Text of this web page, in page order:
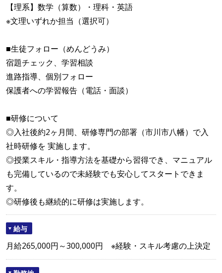
【理系】数学（算数）・理科・英語
※文理いずれか担当（選択可）
■生徒フォロー（めんどうみ）
宿題チェック、学習相談
進路指導、個別フォロー
保護者への学習報告（電話・面談）
■研修について
◎入社後約2ヶ月間、研修専門の部署（市川市八幡）で入
社時研修を 実施します。
◎授業スキル・指導方法を基礎から習得でき、マニュアル
も完備しているので未経験でも安心してスタートできま
す。
◎研修後も継続的に研修は実施します。
給与
月給265,000円～300,000円 ※経験・スキル考慮の上決定